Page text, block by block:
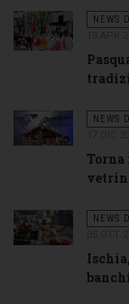
NEWS
NEWS
Torna
NEWS